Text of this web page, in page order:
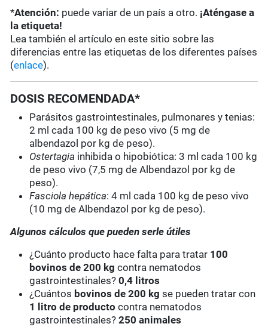
*Atención: puede variar de un país a otro. ¡Aténgase a
la etiqueta!
Lea también el artículo en este sitio sobre las
diferencias entre las etiquetas de los diferentes países
(enlace).
DOSIS RECOMENDADA*
Parásitos gastrointestinales, pulmonares y tenias:
2 ml cada 100 kg de peso vivo (5 mg de
albendazol por kg de peso).
Ostertagia inhibida o hipobiótica: 3 ml cada 100 kg
de peso vivo (7,5 mg de Albendazol por kg de
peso).
Fasciola hepática: 4 ml cada 100 kg de peso vivo
(10 mg de Albendazol por kg de peso).
Algunos cálculos que pueden serle útiles
¿Cuánto producto hace falta para tratar 100
bovinos de 200 kg contra nematodos
gastrointestinales?0,4 litros
¿Cuántos bovinos de 200 kg se pueden tratar con
1 litro de producto contra nematodos
gastrointestinales?250 animales